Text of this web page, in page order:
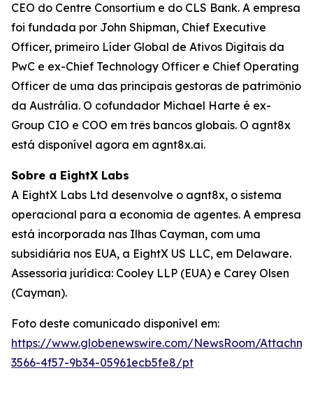
CEO do Centre Consortium e do CLS Bank. A empresa
foi fundada por John Shipman, Chief Executive
Officer, primeiro Líder Global de Ativos Digitais da
PwC e ex-Chief Technology Officer e Chief Operating
Officer de uma das principais gestoras de patrimônio
da Austrália. O cofundador Michael Harte é ex-
Group CIO e COO em três bancos globais. O agnt8x
está disponível agora em agnt8x.ai.
Sobre a EightX Labs
A EightX Labs Ltd desenvolve o agnt8x, o sistema
operacional para a economia de agentes. A empresa
está incorporada nas Ilhas Cayman, com uma
subsidiária nos EUA, a EightX US LLC, em Delaware.
Assessoria jurídica: Cooley LLP (EUA) e Carey Olsen
(Cayman).
Foto deste comunicado disponível em:
https://www.globenewswire.com/NewsRoom/
3566-4f57-9b34-05961ecb5fe8/pt